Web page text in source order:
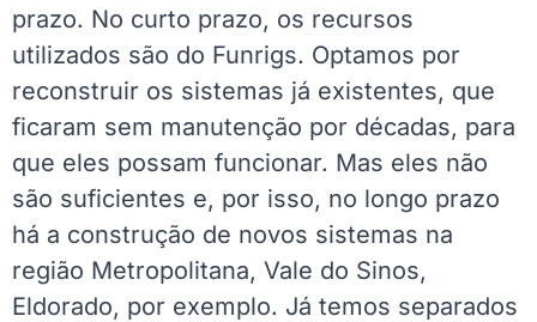
prazo. No curto prazo, os recursos
utilizados são do Funrigs. Optamos por
reconstruir os sistemas já existentes, que
ficaram sem manutenção por décadas, para
que eles possam funcionar. Mas eles não
são suficientes e, por isso, no longo prazo
há a construção de novos sistemas na
região Metropolitana, Vale do Sinos,
Eldorado, por exemplo. Já temos separados